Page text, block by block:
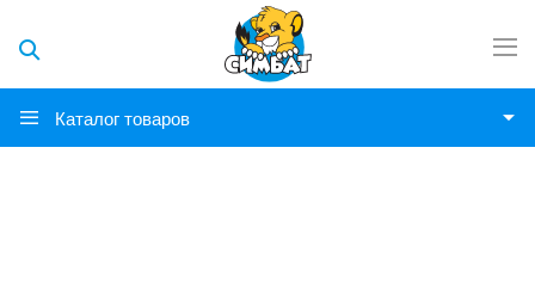
Каталог товаров